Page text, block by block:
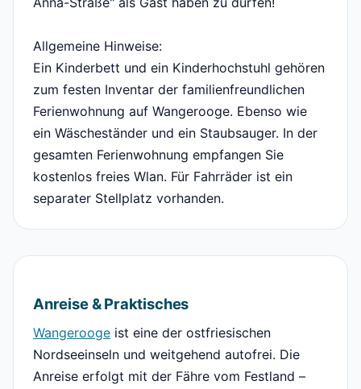
Allgemeine Hinweise:
Ein Kinderbett und ein Kinderhochstuhl gehören
zum festen Inventar der familienfreundlichen
Ferienwohnung auf Wangerooge. Ebenso wie
ein Wäscheständer und ein Staubsauger. In der
gesamten Ferienwohnung empfangen Sie
kostenlos freies Wlan. Für Fahrräder ist ein
separater Stellplatz vorhanden.
Anreise & Praktisches
Wangerooge ist eine der ostfriesischen
Nordseeinseln und weitgehend autofrei. Die
Anreise erfolgt mit der Fähre vom Festland –